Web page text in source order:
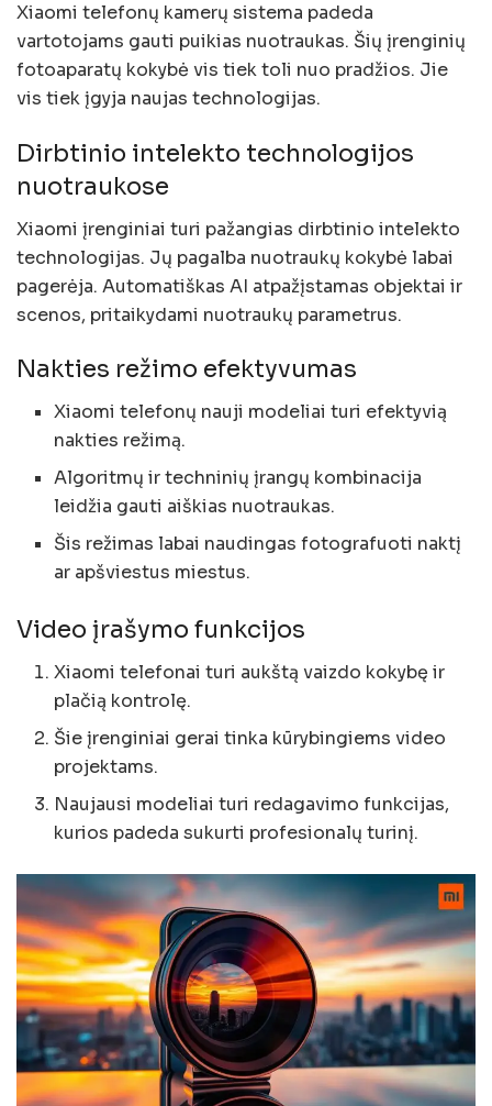
Xiaomi telefonų kamerų sistema padeda
vartotojams gauti puikias nuotraukas. Šių įrenginių
fotoaparatų kokybė vis tiek toli nuo pradžios. Jie
vis tiek įgyja naujas technologijas.
Dirbtinio intelekto technologijos
nuotraukose
Xiaomi įrenginiai turi pažangias dirbtinio intelekto
technologijas. Jų pagalba nuotraukų kokybė labai
pagerėja. Automatiškas AI atpažįstamas objektai ir
scenos, pritaikydami nuotraukų parametrus.
Nakties režimo efektyvumas
Xiaomi telefonų nauji modeliai turi efektyvią
nakties režimą.
Algoritmų ir techninių įrangų kombinacija
leidžia gauti aiškias nuotraukas.
Šis režimas labai naudingas fotografuoti naktį
ar apšviestus miestus.
Video įrašymo funkcijos
Xiaomi telefonai turi aukštą vaizdo kokybę ir
plačią kontrolę.
Šie įrenginiai gerai tinka kūrybingiems video
projektams.
Naujausi modeliai turi redagavimo funkcijas,
kurios padeda sukurti profesionalų turinį.